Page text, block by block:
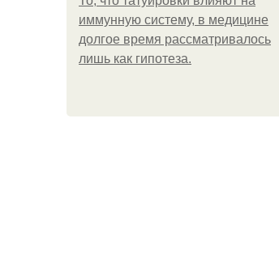
иммунную систему, в медицине
долгое время рассматривалось
лишь как гипотеза.